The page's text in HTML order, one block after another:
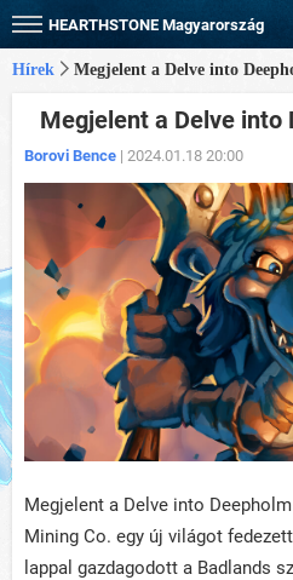
HEARTHSTONE Magyarország
Hírek Megjelent a Delve into
Megjelent a Delve into
Borovi Bence | 2024.01.18 20:00
Megjelent a Delve into
Mining Co. egy új világot
lappal gazdagodott a Badlands